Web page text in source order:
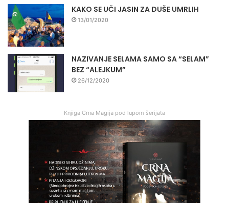
KAKO SE UČI JASIN ZA DUŠE UMRLIH
13/01/2020
NAZIVANJE SELAMA SAMO SA “SELAM”
BEZ “ALEJKUM”
26/12/2020
Knjiga Crna Magija pod lupom šerijata